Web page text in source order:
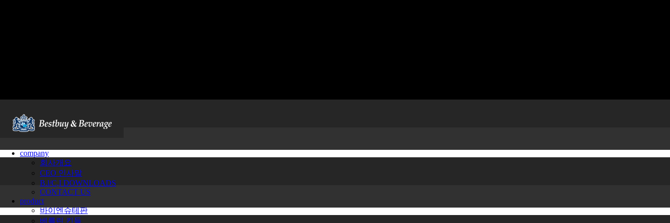
company
회사개요
CEO 인사말
B.l/C,I DOWNLOADS
CONTACT US
product
바이엔슈테판
베를린 킨들